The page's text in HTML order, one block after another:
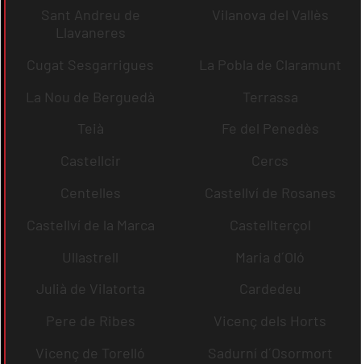
Sant Andreu de
Llavaneres
Vilanova del Vallès
Cugat Sesgarrigues
La Pobla de Claramunt
La Nou de Berguedà
Terrassa
Teià
Fe del Penedès
Castellcir
Cercs
Centelles
Castellví de Rosanes
Castellví de la Marca
Castellterçol
Ullastrell
Maria d´Oló
Julià de Vilatorta
Cardedeu
Pere de Ribes
Vicenç dels Horts
Vicenç de Torelló
Sadurní d´Osormort